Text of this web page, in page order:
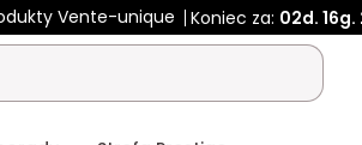
Vente-unique Koniec za: 02d. 16g.